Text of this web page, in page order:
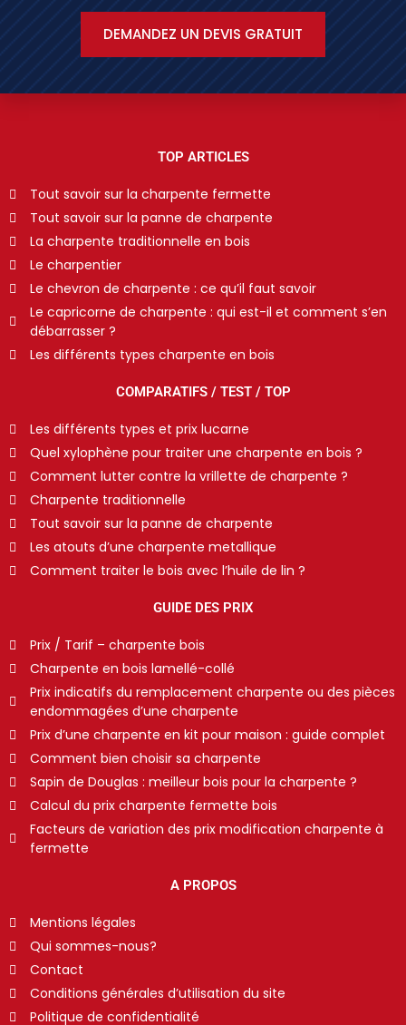
DEMANDEZ UN DEVIS GRATUIT
TOP ARTICLES
Tout savoir sur la charpente fermette
Tout savoir sur la panne de charpente
La charpente traditionnelle en bois
Le charpentier
Le chevron de charpente : ce qu’il faut savoir
Le capricorne de charpente : qui est-il et comment s’en
débarrasser ?
Les différents types charpente en bois
COMPARATIFS / TEST / TOP
Les différents types et prix lucarne
Quel xylophène pour traiter une charpente en bois ?
Comment lutter contre la vrillette de charpente ?
Charpente traditionnelle
Tout savoir sur la panne de charpente
Les atouts d’une charpente metallique
Comment traiter le bois avec l’huile de lin ?
GUIDE DES PRIX
Prix / Tarif – charpente bois
Charpente en bois lamellé-collé
Prix indicatifs du remplacement charpente ou des pièces
endommagées d’une charpente
Prix d’une charpente en kit pour maison : guide complet
Comment bien choisir sa charpente
Sapin de Douglas : meilleur bois pour la charpente ?
Calcul du prix charpente fermette bois
Facteurs de variation des prix modification charpente à
fermette
A PROPOS
Mentions légales
Qui sommes-nous?
Contact
Conditions générales d’utilisation du site
Politique de confidentialité